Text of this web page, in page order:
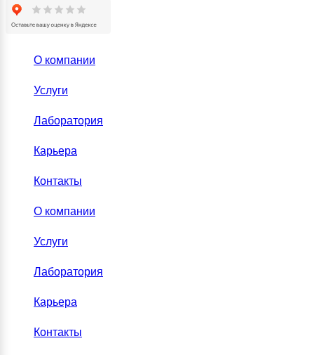
О компании
Услуги
Лаборатория
Карьера
Контакты
О компании
Услуги
Лаборатория
Карьера
Контакты